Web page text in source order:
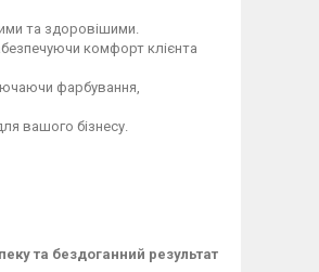
та здоровішими.
комфорт клієнта
фарбування,
вашого бізнесу.
та бездоганний результат